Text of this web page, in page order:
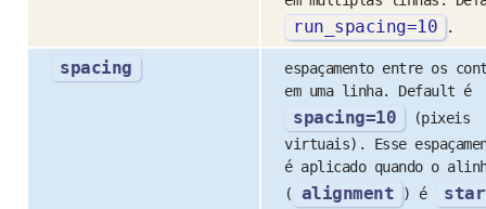
run_spacing=10 .
spacing
espaçamento entre os
em uma linha. Default é
spacing=10
(pixeis
virtuais). Esse
é aplicado quando o
(
alignment ) é